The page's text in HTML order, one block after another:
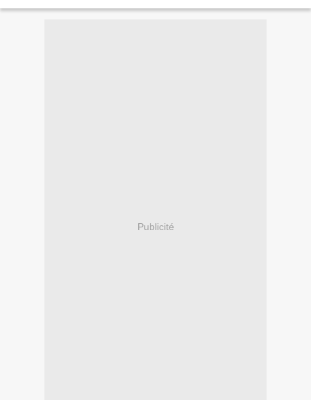
Publicité